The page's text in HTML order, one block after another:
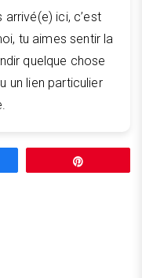
arrivé(e) ici, c’est
tu aimes sentir la
quelque chose
un lien particulier